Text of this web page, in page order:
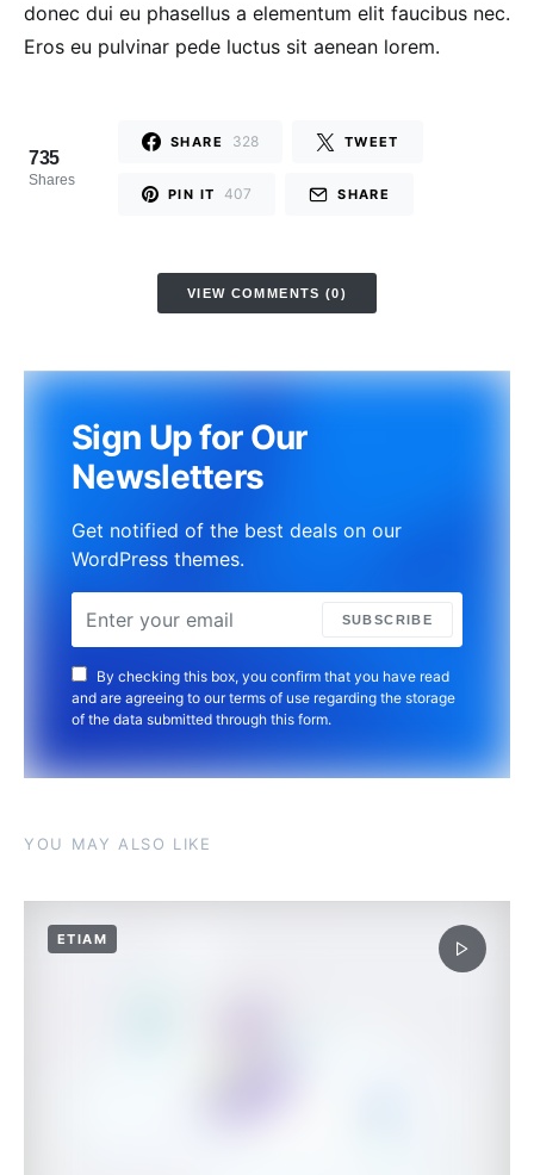
donec dui eu phasellus a elementum elit faucibus nec.
Eros eu pulvinar pede luctus sit aenean lorem.
735
Shares
SHARE 328 TWEET
PIN IT 407 SHARE
VIEW COMMENTS (0)
Sign Up for Our
Newsletters
Get notified of the best deals on our
WordPress themes.
SUBSCRIBE
By checking this box, you confirm that you have read
and are agreeing to our terms of use regarding the storage
of the data submitted through this form.
YOU MAY ALSO LIKE
ETIAM